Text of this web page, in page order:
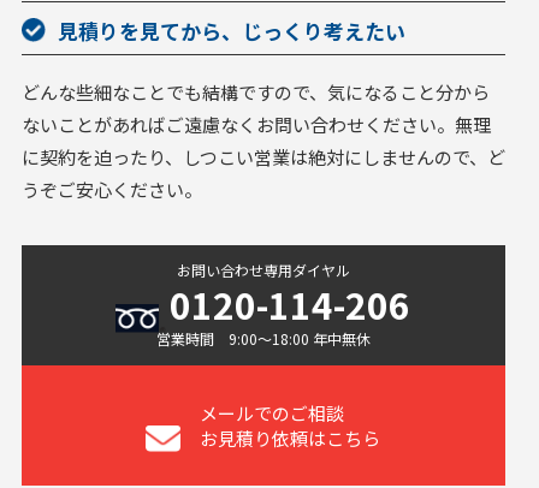
見積りを見てから、じっくり考えたい
どんな些細なことでも結構ですので、気になること分から
ないことがあればご遠慮なくお問い合わせください。無理
に契約を迫ったり、しつこい営業は絶対にしませんので、ど
うぞご安心ください。
お問い合わせ専用ダイヤル
0120-114-206
営業時間 9:00〜18:00 年中無休
メールでのご相談
お見積り依頼はこちら